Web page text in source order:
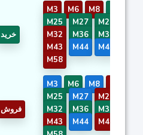
خرید
M3 M6 M8
M25
M27 M29
M32
M36 M37
M43
M44 M46
M58
فروش
M3 M6 M8
M25
M27 M29
M32
M36 M37
M43
M44 M46